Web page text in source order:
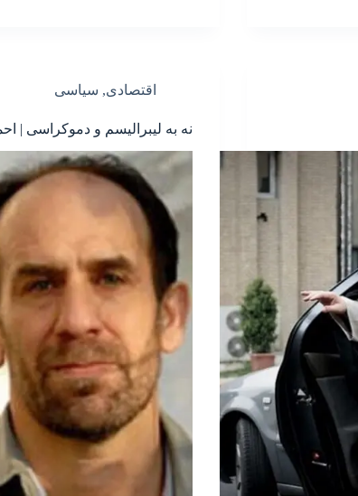
اقتصادی, سیاسی
نه به لیبرالیسم و دموکراسی |